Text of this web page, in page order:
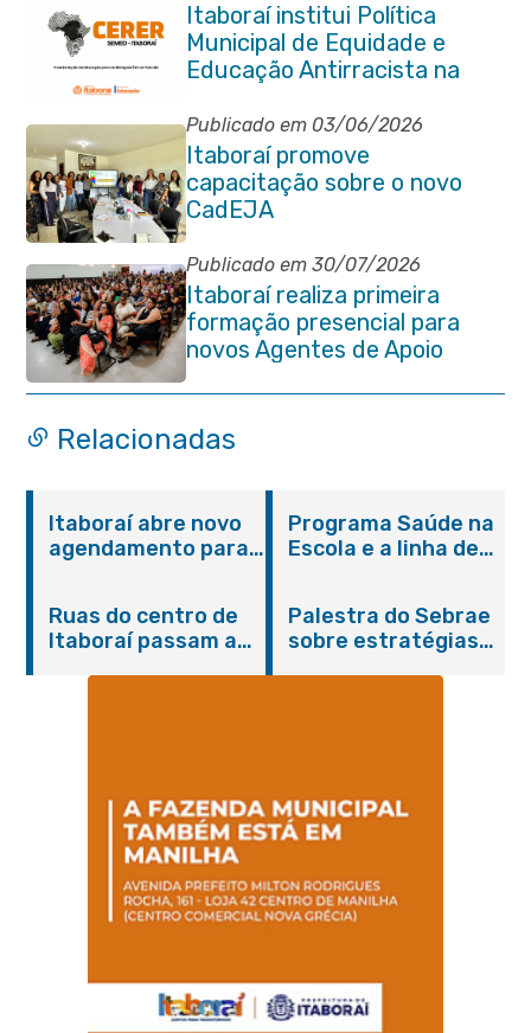
Itaboraí institui Política
Municipal de Equidade e
Educação Antirracista na
Publicado em 03/06/2026
Itaboraí promove
capacitação sobre o novo
CadEJA
Publicado em 30/07/2026
Itaboraí realiza primeira
formação presencial para
novos Agentes de Apoio
Escolar
Relacionadas
Itaboraí abre novo
agendamento para
Programa Saúde na
Escola e a linha de
promovem
conscientização
sobre hanseníase
Ruas do centro de
Itaboraí passam a
Palestra do Sebrae
sobre estratégias